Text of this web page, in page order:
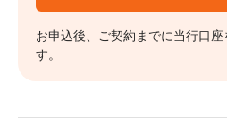
お申込後、ご契約までに当行口
す。